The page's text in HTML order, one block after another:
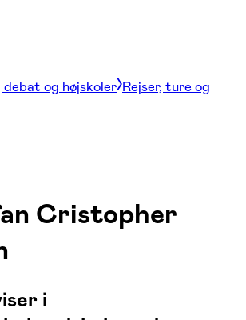
debat og højskoler Rejser, ture og
Cristopher
i